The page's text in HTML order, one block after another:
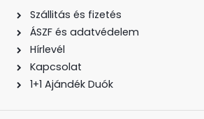
Szállitás és fizetés
ÁSZF és adatvédelem
Hírlevél
Kapcsolat
1+1 Ajándék Duók